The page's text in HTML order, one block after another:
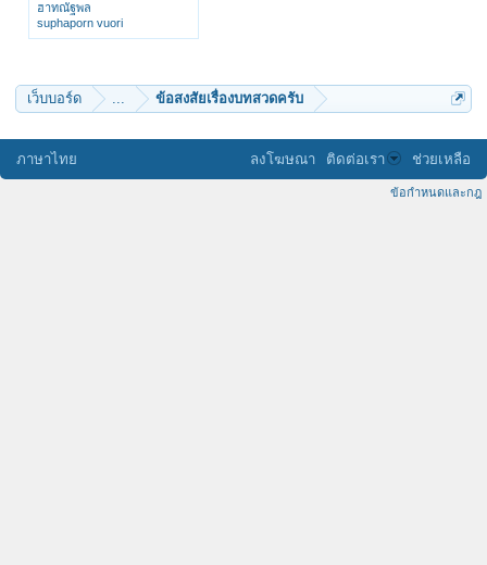
ฮาทณัฐพล
suphaporn vuori
เว็บบอร์ด ... ข้อสงสัยเรื่องบทสวดครับ
ภาษาไทย ลงโฆษณา ติดต่อเรา ช่วยเหลือ
ข้อกำหนดและกฎ